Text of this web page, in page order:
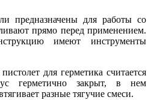
предназначены для работы со
прямо перед применением.
имеют инструменты
для герметика считается
герметично закрыт, в нем
разные тягучие смеси.